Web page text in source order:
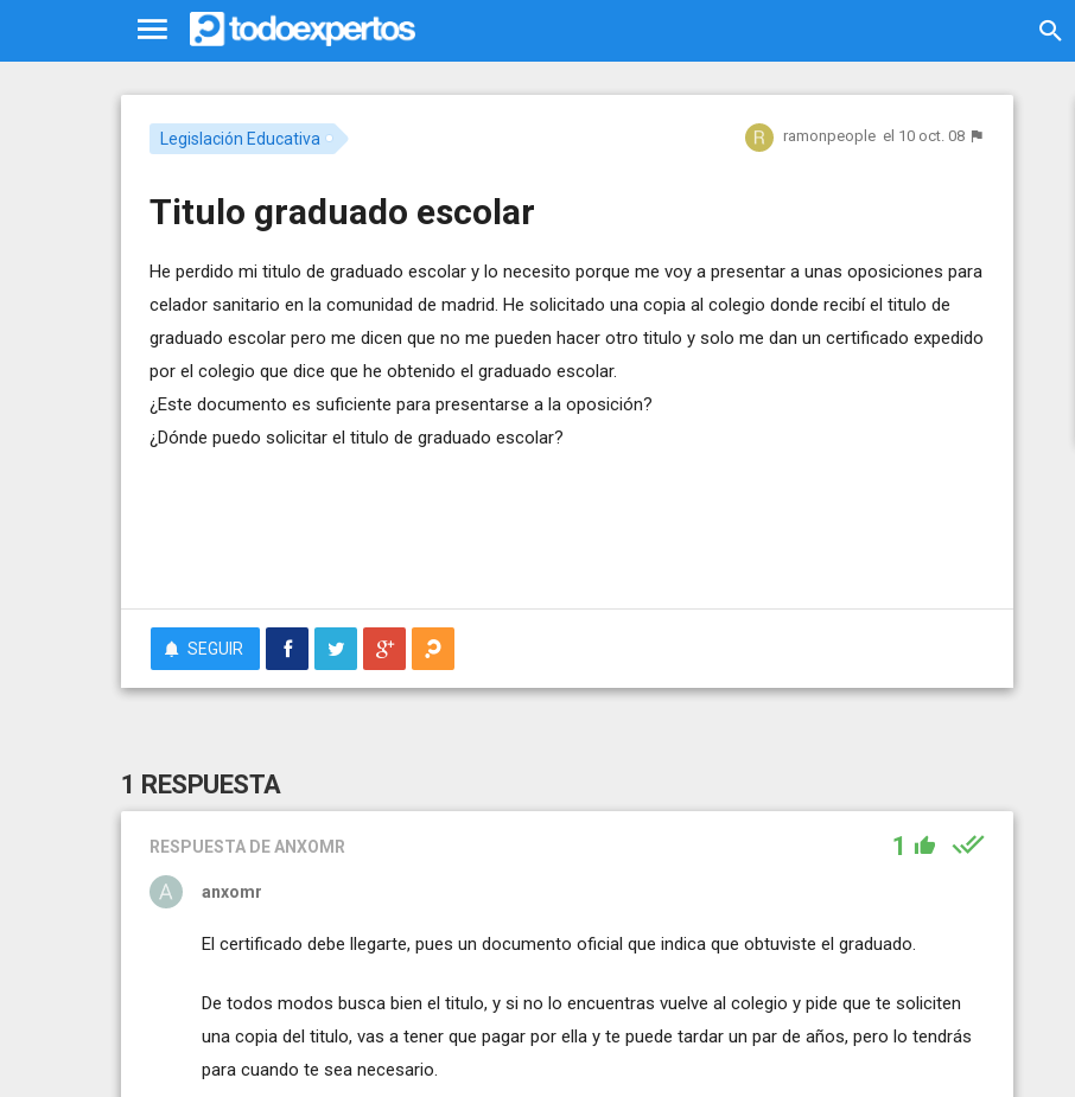
Legislación Educativa ramonpeople el 10 oct. 08
Titulo graduado escolar
He perdido mi titulo de graduado escolar y lo necesito porque me voy a presentar a unas oposiciones para
celador sanitario en la comunidad de madrid. He solicitado una copia al colegio donde recibí el titulo de
graduado escolar pero me dicen que no me pueden hacer otro titulo y solo me dan un certificado expedido
por el colegio que dice que he obtenido el graduado escolar.
¿Este documento es suficiente para presentarse a la oposición?
¿Dónde puedo solicitar el titulo de graduado escolar?
SEGUIR
1 RESPUESTA
RESPUESTA DE ANXOMR 1
anxomr
El certificado debe llegarte, pues un documento oficial que indica que obtuviste el graduado.
De todos modos busca bien el titulo, y si no lo encuentras vuelve al colegio y pide que te soliciten
una copia del titulo, vas a tener que pagar por ella y te puede tardar un par de años, pero lo tendrás
para cuando te sea necesario.